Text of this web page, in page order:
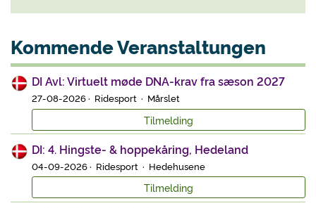
Kommende Veranstaltungen
DI Avl: Virtuelt møde DNA-krav fra sæson 2027
27-08-2026 · Ridesport · Mårslet
Tilmelding
DI: 4. Hingste- & hoppekåring, Hedeland
04-09-2026 · Ridesport · Hedehusene
Tilmelding